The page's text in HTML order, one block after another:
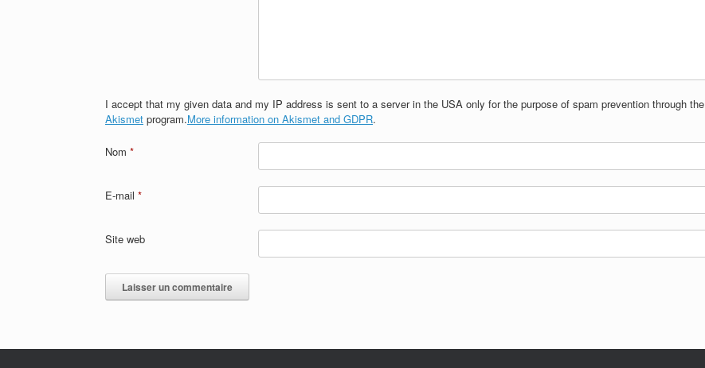
I accept that my given data and my IP address is sent to a server in the USA only for the purpose of spam prevention through the
Akismet program.More information on Akismet and GDPR.
Nom *
E-mail *
Site web